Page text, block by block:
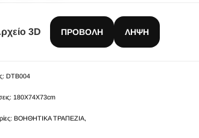
3D ΠΡΟΒΟΛΉ ΛΉΨΗ
DTB004
180X74X73cm
ΒΟΗΘΗΤΙΚΑ ΤΡΑΠΕΖΙΑ,